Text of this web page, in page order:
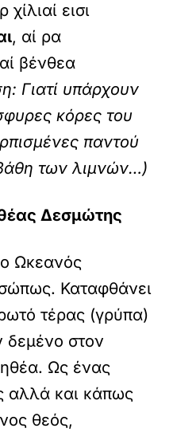
χίλιαί εισι
, αί ρα
βένθεα
Γιατί υπάρχουν
κόρες του
παντού
των λιμνών…)
Δεσμώτης
Ωκεανός
Καταφθάνει
τέρας (γρύπα)
δεμένο στον
Ως ένας
αλλά και κάπως
θεός,